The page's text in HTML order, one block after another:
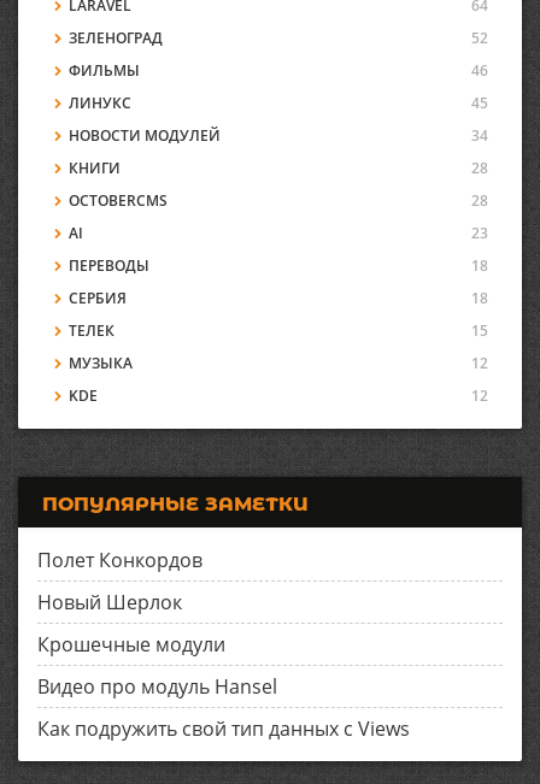
LARAVEL
64
ЗЕЛЕНОГРАД
52
ФИЛЬМЫ
46
ЛИНУКС
45
НОВОСТИ МОДУЛЕЙ
34
КНИГИ
28
OCTOBERCMS
28
AI
23
ПЕРЕВОДЫ
18
СЕРБИЯ
18
ТЕЛЕК
15
МУЗЫКА
12
KDE
12
ПОПУЛЯРНЫЕ ЗАМЕТКИ
Полет Конкордов
Новый Шерлок
Крошечные модули
Видео про модуль Hansel
Как подружить свой тип данных с Views